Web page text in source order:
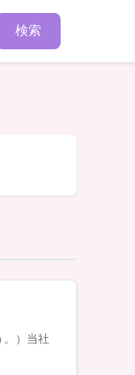
検索
）当社